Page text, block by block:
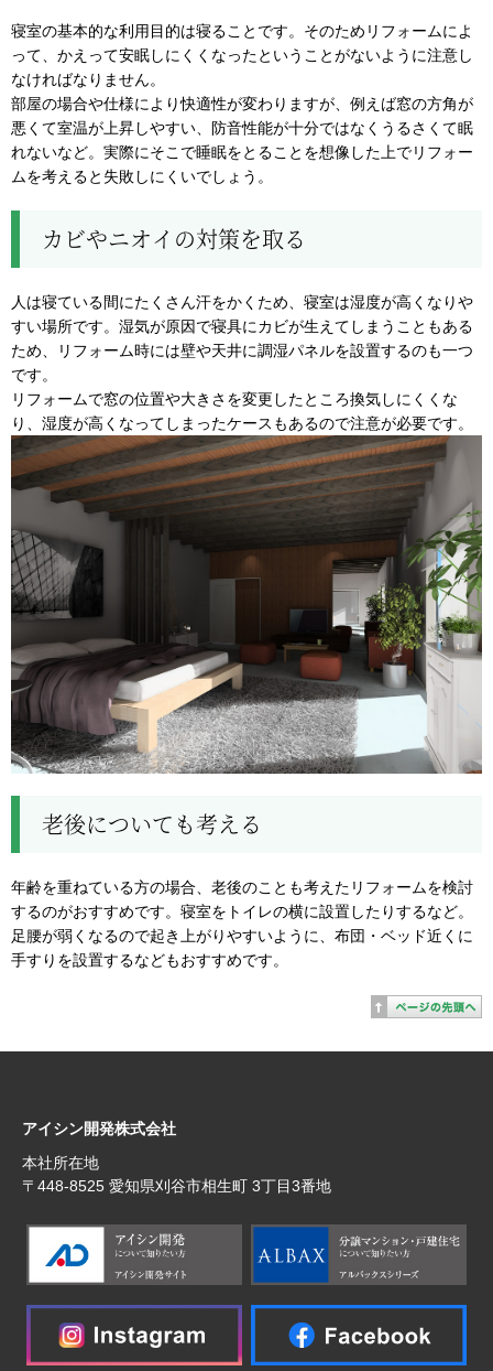
寝室の基本的な利用目的は寝ることです。そのためリフォームによ
って、かえって安眠しにくくなったということがないように注意し
なければなりません。
部屋の場合や仕様により快適性が変わりますが、例えば窓の方角が
悪くて室温が上昇しやすい、防音性能が十分ではなくうるさくて眠
れないなど。実際にそこで睡眠をとることを想像した上でリフォー
ムを考えると失敗しにくいでしょう。
カビやニオイの対策を取る
人は寝ている間にたくさん汗をかくため、寝室は湿度が高くなりや
すい場所です。湿気が原因で寝具にカビが生えてしまうこともある
ため、リフォーム時には壁や天井に調湿パネルを設置するのも一つ
です。
リフォームで窓の位置や大きさを変更したところ換気しにくくな
り、湿度が高くなってしまったケースもあるので注意が必要です。
老後についても考える
年齢を重ねている方の場合、老後のことも考えたリフォームを検討
するのがおすすめです。寝室をトイレの横に設置したりするなど。
足腰が弱くなるので起き上がりやすいように、布団・ベッド近くに
手すりを設置するなどもおすすめです。
アイシン開発株式会社
本社所在地
〒448‐8525 愛知県刈谷市相生町 3丁目3番地